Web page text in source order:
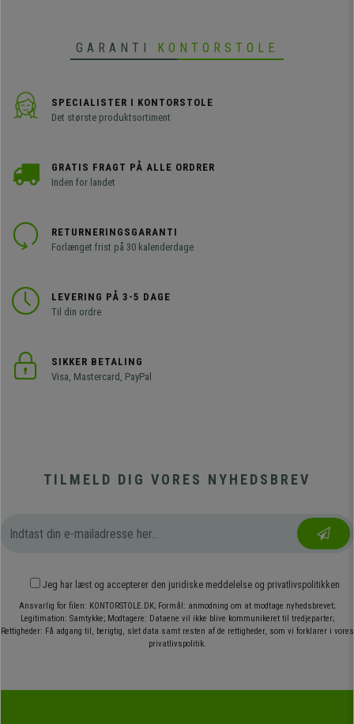
GARANTI KONTORSTOLE
SPECIALISTER I KONTORSTOLE
Det største produktsortiment
GRATIS FRAGT PÅ ALLE ORDRER
Inden for landet
RETURNERINGSGARANTI
Forlænget frist på 30 kalenderdage
LEVERING PÅ 3-5 DAGE
Til din ordre
SIKKER BETALING
Visa, Mastercard, PayPal
TILMELD DIG VORES NYHEDSBREV
Jeg har læst og accepterer den juridiske meddelelse og privatlivspolitikken
Ansvarlig for filen: KONTORSTOLE.DK; Formål: anmodning om at modtage nyhedsbrevet;
Legitimation: Samtykke; Modtagere: Dataene vil ikke blive kommunikeret til tredjeparter;
Rettigheder: Få adgang til, berigtig, slet data samt resten af de rettigheder, som vi forklarer i vores
privatlivspolitik.